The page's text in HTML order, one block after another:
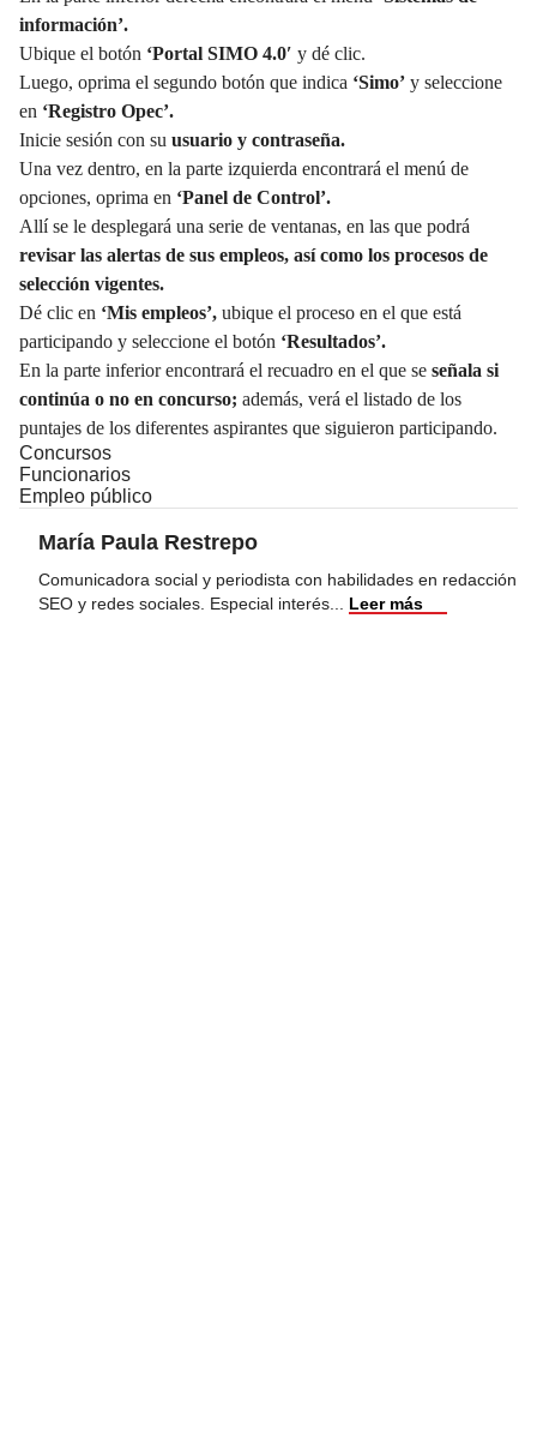
información’.
Ubique el botón ‘Portal SIMO 4.0′ y dé clic.
Luego, oprima el segundo botón que indica ‘Simo’ y seleccione
en ‘Registro Opec’.
Inicie sesión con su usuario y contraseña.
Una vez dentro, en la parte izquierda encontrará el menú de
opciones, oprima en ‘Panel de Control’.
Allí se le desplegará una serie de ventanas, en las que podrá
revisar las alertas de sus empleos, así como los procesos de
selección vigentes.
Dé clic en ‘Mis empleos’, ubique el proceso en el que está
participando y seleccione el botón ‘Resultados’.
En la parte inferior encontrará el recuadro en el que se señala si
continúa o no en concurso; además, verá el listado de los
puntajes de los diferentes aspirantes que siguieron participando.
Concursos
Funcionarios
Empleo público
María Paula Restrepo
Comunicadora social y periodista con habilidades en redacción
SEO y redes sociales. Especial interés
Leer más